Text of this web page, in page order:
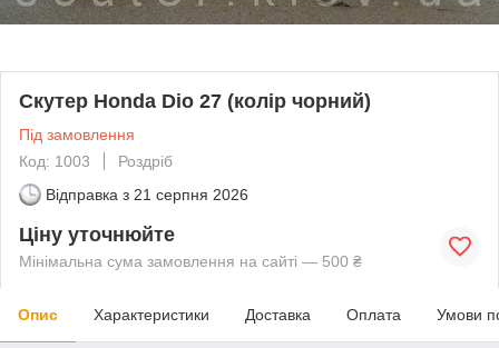
Скутер Honda Dio 27 (колір чорний)
Під замовлення
Код: 1003
Роздріб
Відправка з 21 серпня 2026
Ціну уточнюйте
Мінімальна сума замовлення на сайті — 500 ₴
Опис Характеристики Доставка Оплата Умови